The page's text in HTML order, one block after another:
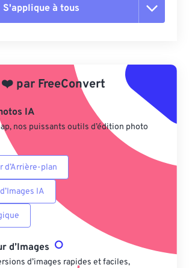
S'applique à tous
à partir du préréglage
comme préréglage
❤️ par FreeConvert
IA
nos puissants outils d’édition photo
d’Arrière-plan
IA
d’Images
d’images rapides et faciles,